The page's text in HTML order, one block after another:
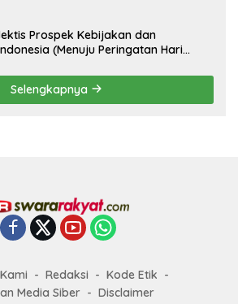
Prospek Kebijakan dan
(Menuju Peringatan Hari
Selengkapnya
Redaksi
Kode Etik
Media Siber
Disclaimer